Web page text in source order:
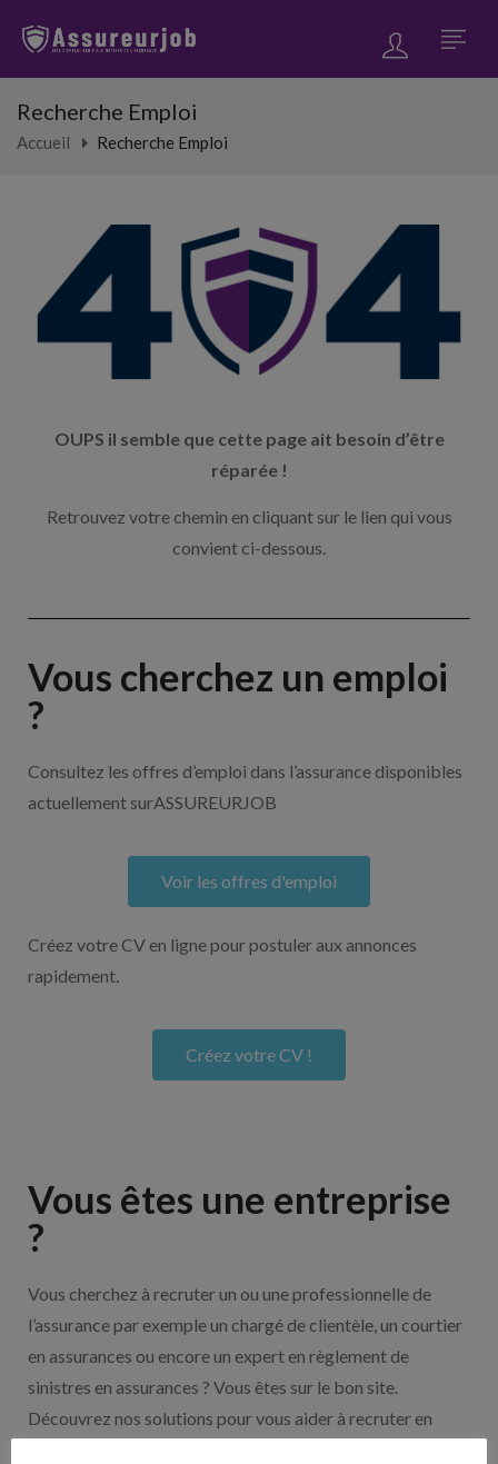
Recherche Emploi
Accueil Recherche Emploi
OUPS il semble que cette page ait besoin d’être
réparée !
Retrouvez votre chemin en cliquant sur le lien qui vous
convient ci-dessous.
Vous cherchez un emploi
?
Consultez les offres d’emploi dans l’assurance disponibles
actuellement surASSUREURJOB
Voir les offres d'emploi
Créez votre CV en ligne pour postuler aux annonces
rapidement.
Créez votre CV !
Vous êtes une entreprise
?
Vous cherchez à recruter un ou une professionnelle de
l’assurance par exemple un chargé de clientèle, un courtier
en assurances ou encore un expert en règlement de
sinistres en assurances ? Vous êtes sur le bon site.
Découvrez nos solutions pour vous aider à recruter en